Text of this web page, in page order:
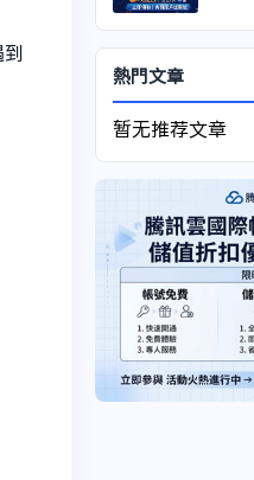
熱門文章
暂无推荐文章